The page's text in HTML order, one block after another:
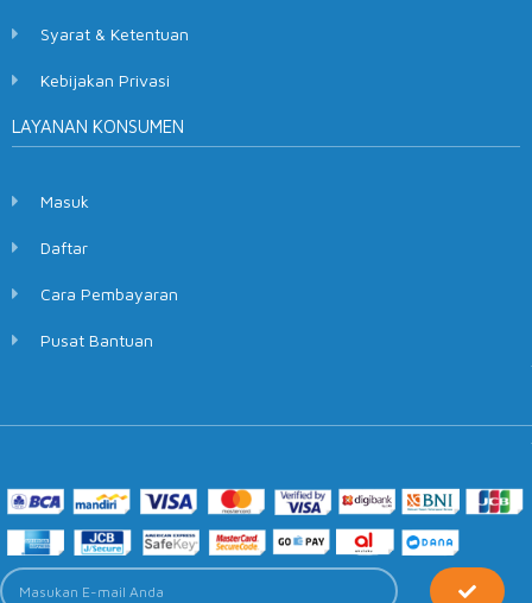
Syarat & Ketentuan
Kebijakan Privasi
LAYANAN KONSUMEN
Masuk
Daftar
Cara Pembayaran
Pusat Bantuan